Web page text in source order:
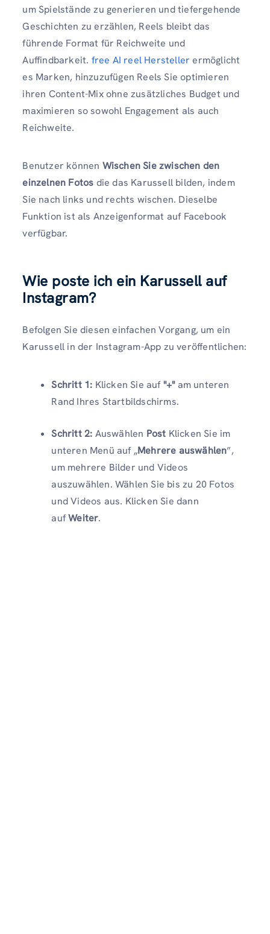
um Spielstände zu generieren und tiefergehende
Geschichten zu erzählen, Reels bleibt das
führende Format für Reichweite und
Auffindbarkeit. free AI reel Hersteller ermöglicht
es Marken, hinzuzufügen Reels Sie optimieren
ihren Content-Mix ohne zusätzliches Budget und
maximieren so sowohl Engagement als auch
Reichweite.
Benutzer können Wischen Sie zwischen den
einzelnen Fotos die das Karussell bilden, indem
Sie nach links und rechts wischen. Dieselbe
Funktion ist als Anzeigenformat auf Facebook
verfügbar.
Wie poste ich ein Karussell auf
Instagram?
Befolgen Sie diesen einfachen Vorgang, um ein
Karussell in der Instagram-App zu veröffentlichen:
Schritt 1: Klicken Sie auf"+"am unteren
Rand Ihres Startbildschirms.
Schritt 2: Auswählen Post Klicken Sie im
unteren Menü auf „Mehrere auswählen”,
um mehrere Bilder und Videos
auszuwählen. Wählen Sie bis zu 20 Fotos
und Videos aus. Klicken Sie dann
aufWeiter.